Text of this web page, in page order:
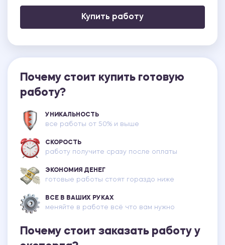
Купить работу
Почему стоит купить готовую
работу?
УНИКАЛЬНОСТЬ
все работы от 50% и выше
СКОРОСТЬ
работу получите сразу после оплаты
ЭКОНОМИЯ ДЕНЕГ
готовые работы стоят гораздо ниже
ВСЕ В ВАШИХ РУКАХ
меняйте в работе всё что вам нужно
Почему стоит заказать работу у